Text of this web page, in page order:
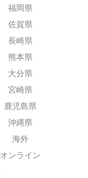
福岡県
佐賀県
長崎県
熊本県
大分県
宮崎県
鹿児島県
沖縄県
海外
オンライン